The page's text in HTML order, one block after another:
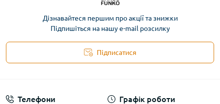
Дізнавайтеся першим про акції та знижки
Підпишіться на нашу e-mail розсилку
Підписатися
Телефони Графік роботи